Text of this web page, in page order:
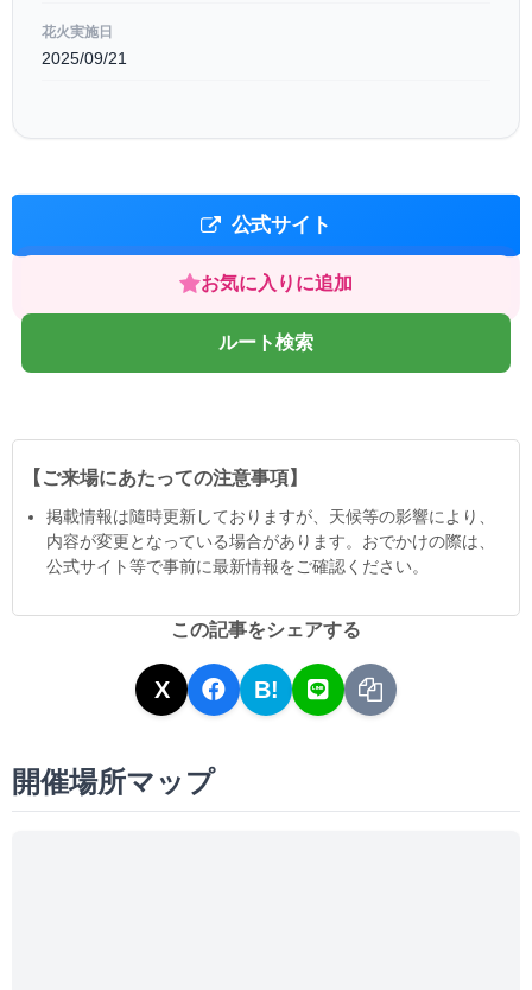
花火実施日
2025/09/21
公式サイト
お気に入りに追加
ルート検索
【ご来場にあたっての注意事項】
掲載情報は隨時更新しておりますが、天候等の影響により、
内容が変更となっている場合があります。おでかけの際は、
公式サイト等で事前に最新情報をご確認ください。
この記事をシェアする
X B!
開催場所マップ